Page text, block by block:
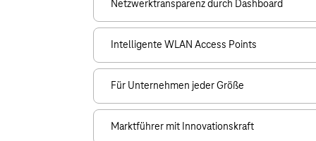
Netzwerktransparenz durch Dashboard
Intelligente WLAN Access Points
Für Unternehmen jeder Größe
Marktführer mit Innovationskraft